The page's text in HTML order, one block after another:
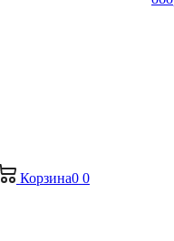
Корзина0 0